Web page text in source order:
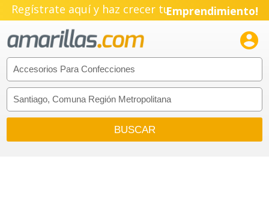
Regístrate aquí y haz crecer tuEmprendimiento!
